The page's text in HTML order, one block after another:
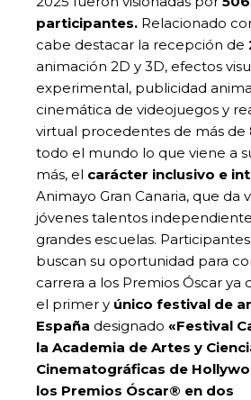
participantes. Relacionado
cabe destacar la recepción de
animación 2D y 3D, efectos
experimental, publicidad
cinemática de videojuegos y
virtual procedentes de más de
todo el mundo lo que viene a
más, el carácter inclusivo e
Animayo Gran Canaria, que da
jóvenes talentos
grandes escuelas.
buscan su oportunidad para
carrera a los Premios Óscar ya
el primer y único festival de
España designado «Festival
la Academia de Artes y
Cinematográficas de
los Premios Óscar® en dos